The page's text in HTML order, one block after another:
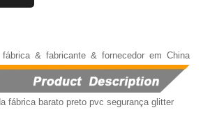
& fabricante & fornecedor em China
fábrica barato preto pvc segurança glitter